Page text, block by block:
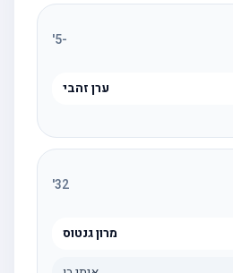
'
ערן זהבי
32
'
מרון גנטוס